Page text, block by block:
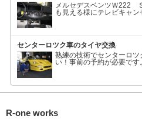
メルセデスベンツＷ222
も見える様にテレビキャン
センターロツク車のタイヤ交換
熟練の技術でセンターロ
い！事前の予約が必要です。
R-one works